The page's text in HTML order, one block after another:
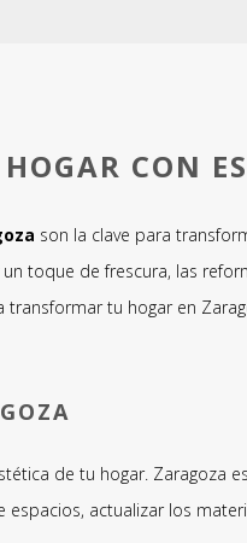
CON
son la clave para
toque de frescura, las
tu hogar en
de tu hogar. Zaragoza
actualizar los